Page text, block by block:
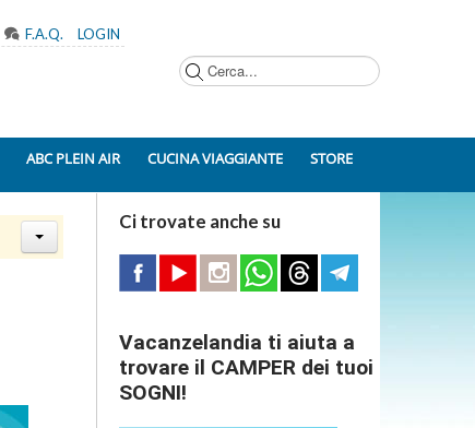
F.A.Q. LOGIN
ABC PLEIN AIR CUCINA VIAGGIANTE STORE
Ci trovate anche su
Vacanzelandia ti aiuta a
trovare il CAMPER dei tuoi
SOGNI!